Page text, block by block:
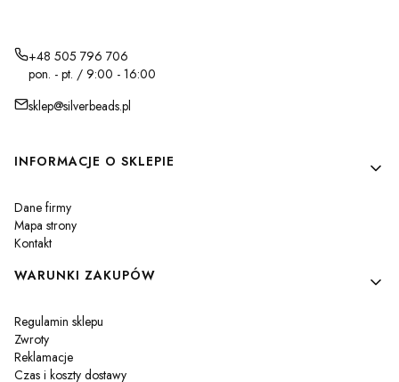
+48 505 796 706
pon. - pt. / 9:00 - 16:00
sklep@silverbeads.pl
Linki w stopce
INFORMACJE O SKLEPIE
Dane firmy
Mapa strony
Kontakt
WARUNKI ZAKUPÓW
Regulamin sklepu
Zwroty
Reklamacje
Czas i koszty dostawy